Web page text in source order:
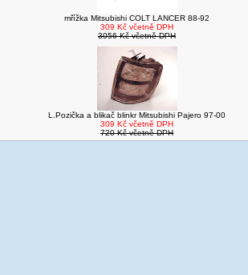
mřížka Mitsubishi COLT LANCER 88-92
309 Kč včetně DPH
3056 Kč včetně DPH
L.Pozička a blikač blinkr Mitsubishi Pajero 97-00
309 Kč včetně DPH
720 Kč včetně DPH